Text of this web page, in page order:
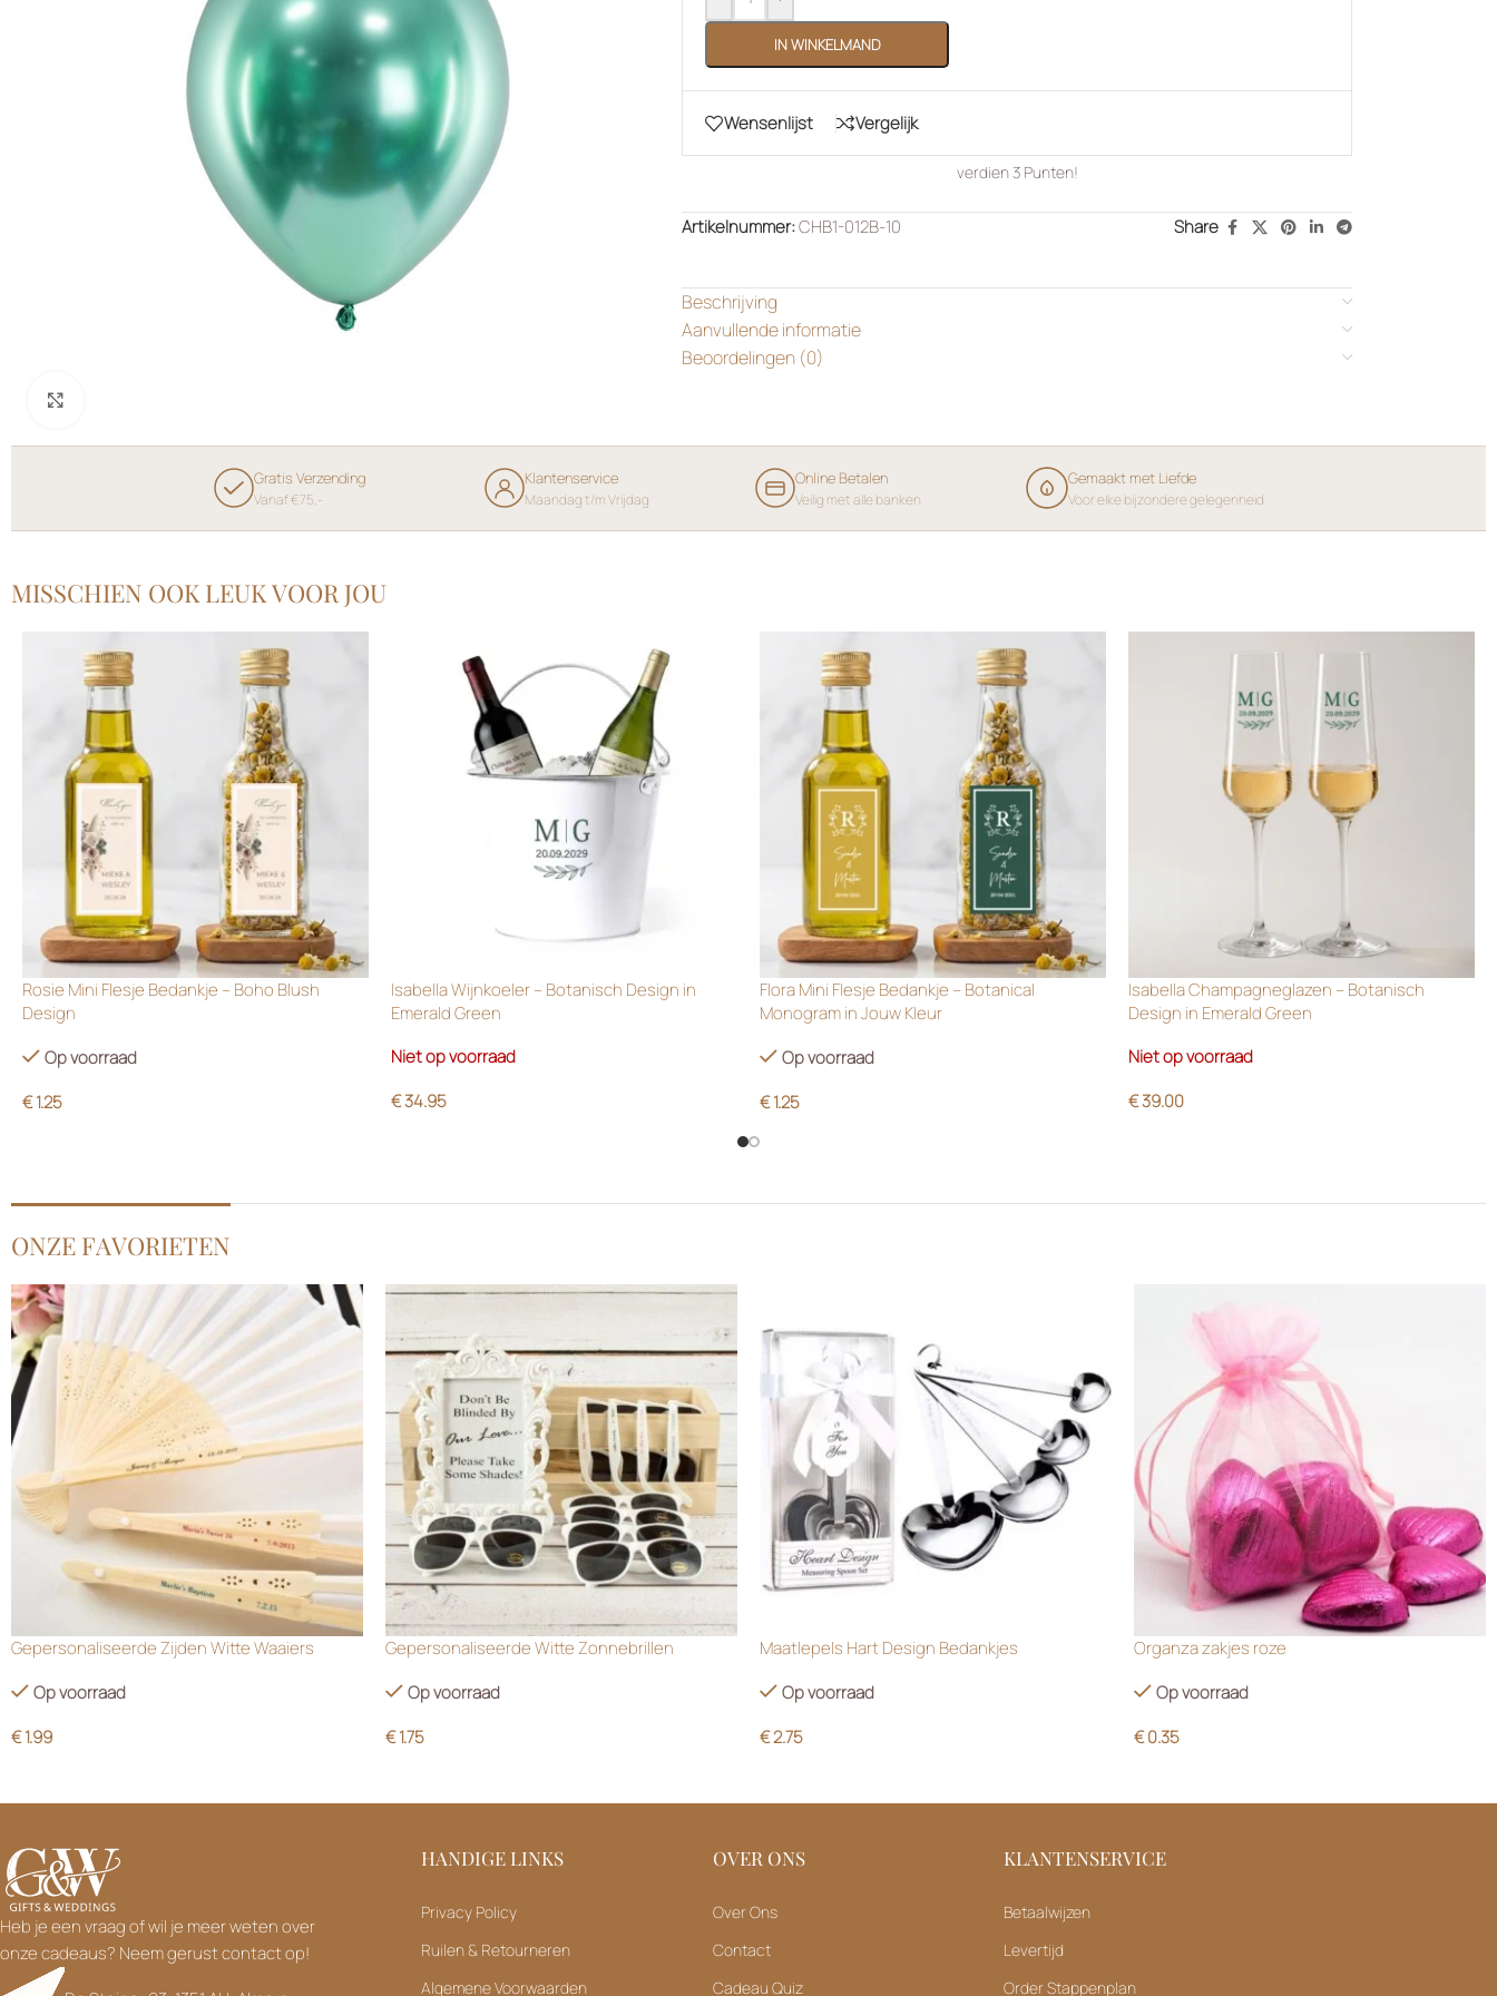
IN WINKELMAND
Wensenlijst Vergelijk
verdien3Punten!
Artikelnummer:CHB1-012B-10 Share
Beschrijving
Aanvullende informatie
Beoordelingen (0)
Gratis Verzending
Vanaf €75,-
Klantenservice
Maandag t/m Vrijdag
Online Betalen
Veilig met alle banken
Gemaakt met Liefde
Voor elke bijzondere gelegenheid
MISSCHIEN OOK LEUK VOOR JOU
Rosie Mini Flesje Bedankje – Boho Blush
Design
Op voorraad
€1.25
Isabella Wijnkoeler – Botanisch Design in
Emerald Green
Niet op voorraad
€34.95
Flora Mini Flesje Bedankje – Botanical
Monogram in Jouw Kleur
Op voorraad
€1.25
Isabella Champagneglazen – Botanisch
Design in Emerald Green
Niet op voorraad
€39.00
ONZE FAVORIETEN
Gepersonaliseerde Zijden Witte Waaiers
Op voorraad
€1.99
Gepersonaliseerde Witte Zonnebrillen
Op voorraad
€1.75
Maatlepels Hart Design Bedankjes
Op voorraad
€2.75
Organza zakjes roze
Op voorraad
€0.35
Heb je een vraag of wil je meer weten over
onze cadeaus? Neem gerust contact op!
HANDIGE LINKS
Privacy Policy
Ruilen & Retourneren
Algemene Voorwaarden
OVER ONS
Over Ons
Contact
Cadeau Quiz
KLANTENSERVICE
Betaalwijzen
Levertijd
Order Stappenplan